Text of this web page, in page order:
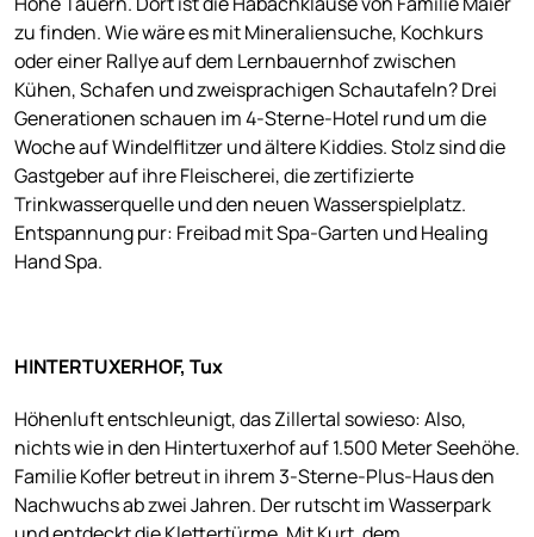
zu finden. Wie wäre es mit Mineraliensuche, Kochkurs
oder einer Rallye auf dem Lernbauernhof zwischen
Kühen, Schafen und zweisprachigen Schautafeln? Drei
Generationen schauen im 4-Sterne-Hotel rund um die
Woche auf Windelflitzer und ältere Kiddies. Stolz sind die
Gastgeber auf ihre Fleischerei, die zertifizierte
Trinkwasserquelle und den neuen Wasserspielplatz.
Entspannung pur: Freibad mit Spa-Garten und Healing
Hand Spa.
HINTERTUXERHOF, Tux
Höhenluft entschleunigt, das Zillertal sowieso: Also,
nichts wie in den Hintertuxerhof auf 1.500 Meter Seehöhe.
Familie Kofler betreut in ihrem 3-Sterne-Plus-Haus den
Nachwuchs ab zwei Jahren. Der rutscht im Wasserpark